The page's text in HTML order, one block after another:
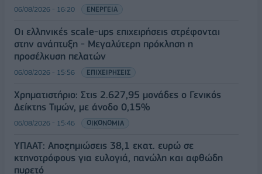
06/08/2026 - 16:20 ΕΝΕΡΓΕΙΑ
Οι ελληνικές scale-ups επιχειρήσεις στρέφονται
στην ανάπτυξη - Μεγαλύτερη πρόκληση η
προσέλκυση πελατών
06/08/2026 - 15:56 ΕΠΙΧΕΙΡΗΣΕΙΣ
Χρηματιστήριο: Στις 2.627,95 μονάδες ο Γενικός
Δείκτης Τιμών, με άνοδο 0,15%
06/08/2026 - 15:46 ΟΙΚΟΝΟΜΙΑ
ΥΠΑΑΤ: Αποζημιώσεις 38,1 εκατ. ευρώ σε
κτηνοτρόφους για ευλογιά, πανώλη και αφθώδη
πυρετό